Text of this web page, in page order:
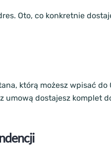
Oto, co konkretnie
którą możesz wpisać
umową dostajesz komplet